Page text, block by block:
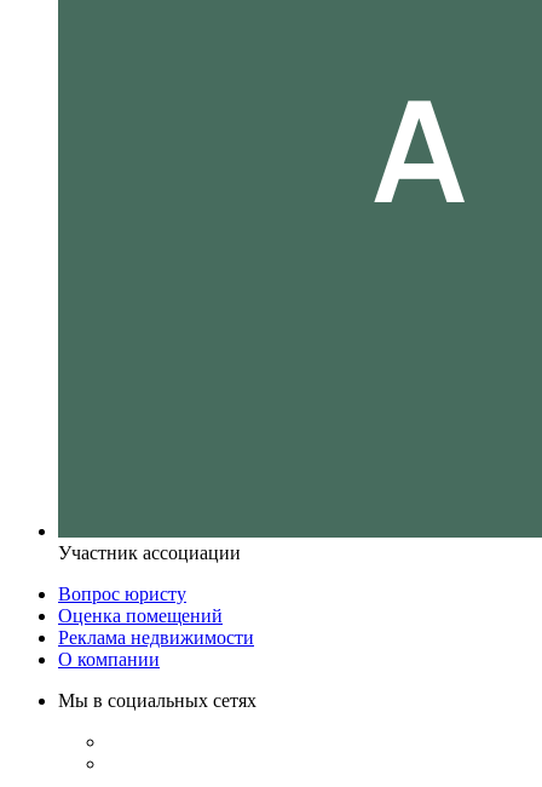
Участник ассоциации
Вопрос юристу
Оценка помещений
Реклама недвижимости
О компании
Мы в социальных сетях